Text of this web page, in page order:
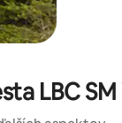
LBC